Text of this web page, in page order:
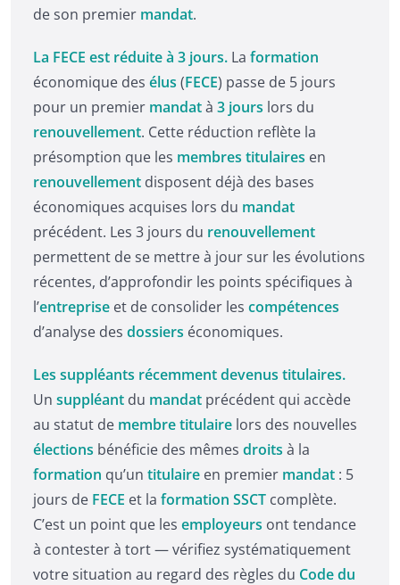
de son premier mandat.
La FECE est réduite à 3 jours. La formation
économique des élus (FECE) passe de 5 jours
pour un premier mandatà 3 jours lors du
renouvellement. Cette réduction reflète la
présomption que les membres titulaires en
renouvellement disposent déjà des bases
économiques acquises lors du mandat
précédent. Les 3 jours du renouvellement
permettent de se mettre à jour sur les évolutions
récentes, d’approfondir les points spécifiques à
l’entreprise et de consolider les compétences
d’analyse des dossiers économiques.
Les suppléants récemment devenus titulaires.
Un suppléant du mandat précédent qui accède
au statut de membre titulaire lors des nouvelles
élections bénéficie des mêmes droits à la
formation qu’un titulaire en premier mandat : 5
jours de FECE et la formation SSCT complète.
C’est un point que les employeurs ont tendance
à contester à tort — vérifiez systématiquement
votre situation au regard des règles du Code du